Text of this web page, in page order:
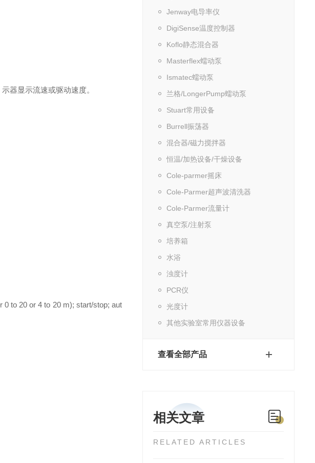
Jenway电导率仪
DigiSense温度控制器
Koflo静态混合器
Masterflex蠕动泵
Ismatec蠕动泵
兰格/LongerPump蠕动泵
Stuart常用设备
Burrell振荡器
混合器/磁力搅拌器
恒温/加热设备/干燥设备
Cole-parmer摇床
Cole-Parmer超声波清洗器
Cole-Parmer流量计
真空泵/注射泵
培养箱
水浴
浊度计
PCR仪
光度计
其他实验室常用仪器设备
查看全部产品
相关文章
RELATED ARTICLES
器显示流速或驱动速度。
0 to 20 or 4 to 20 m); start/stop; aut